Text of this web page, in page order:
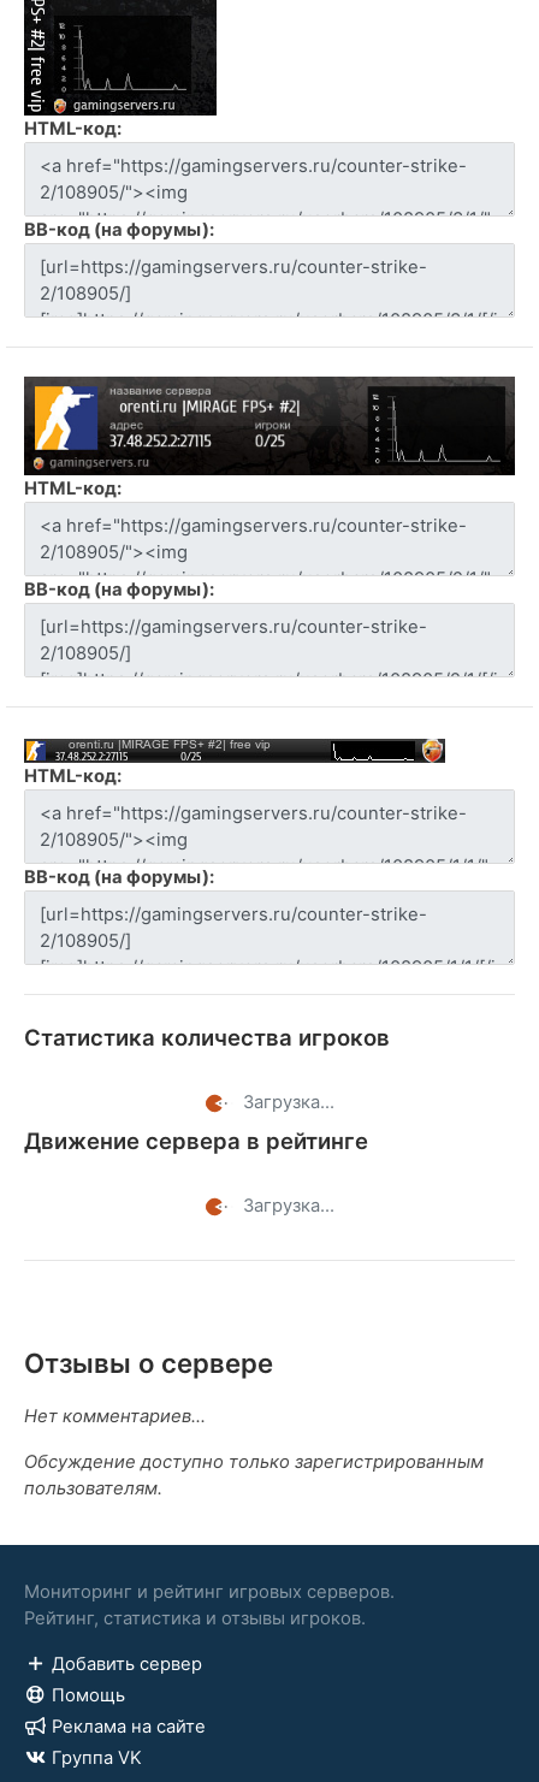
HTML-код:
BB-код (на форумы):
HTML-код:
BB-код (на форумы):
HTML-код:
BB-код (на форумы):
Статистика количества игроков
Загрузка...
Движение сервера в рейтинге
Загрузка...
Отзывы о сервере
Нет комментариев...
Обсуждение доступно только зарегистрированным
пользователям.
Мониторинг и рейтинг игровых серверов.
Рейтинг, статистика и отзывы игроков.
Добавить сервер
Помощь
Реклама на сайте
Группа VK